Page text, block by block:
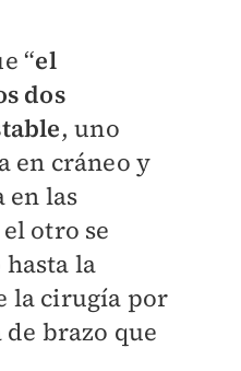
“el
dos
, uno
en cráneo y
en las
otro se
la
la cirugía por
brazo que